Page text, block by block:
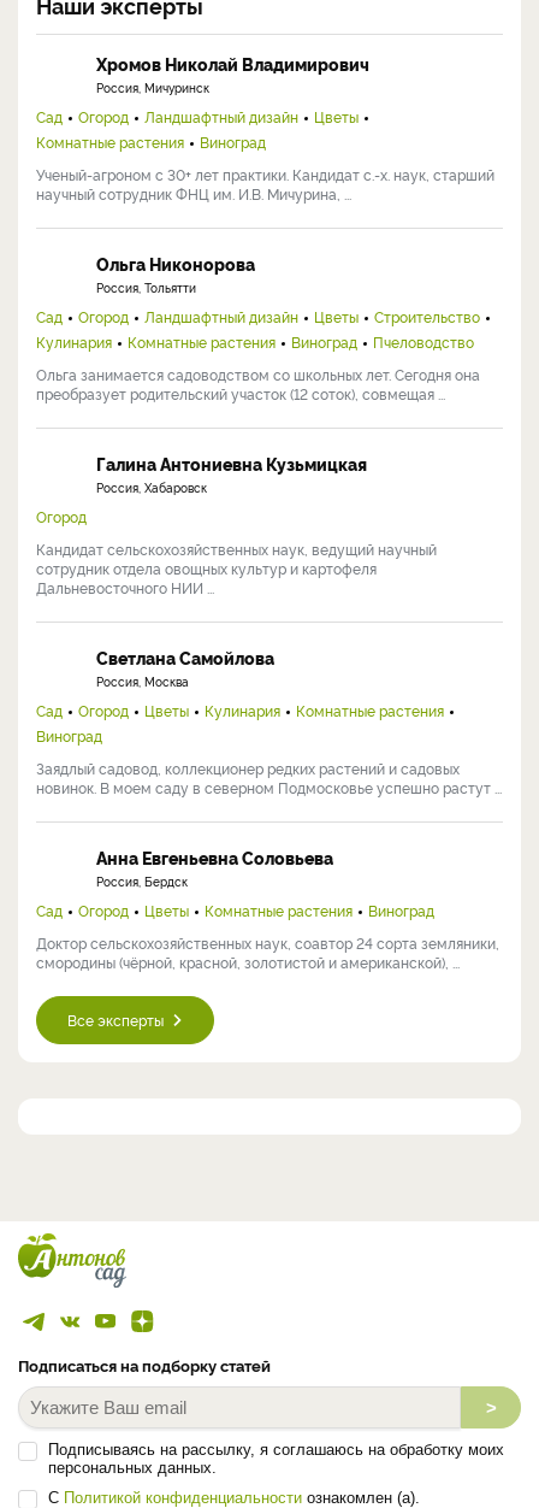
Хромов Николай Владимирович
Россия, Мичуринск
Сад Огород Ландшафтный дизайн
Цветы
Комнатные растения
Виноград
Ученый-агроном с 30+ лет практики. Кандидат с.-х. наук, старший
научный сотрудник ФНЦ им. И.В. Мичурина, ...
Ольга Никонорова
Россия, Тольятти
Сад Огород Ландшафтный дизайн Цветы
Строительство
Кулинария
Комнатные растения Виноград
Пчеловодство
Ольга занимается садоводством со школьных лет. Сегодня она
преобразует родительский участок (12 соток), совмещая ...
Галина Антониевна Кузьмицкая
Россия, Хабаровск
Огород
Кандидат сельскохозяйственных наук, ведущий научный
сотрудник отдела овощных культур и картофеля
Дальневосточного НИИ ...
Светлана Самойлова
Россия, Москва
Сад Огород Цветы Кулинария
Комнатные растения
Виноград
Заядлый садовод, коллекционер редких растений и садовых
новинок. В моем саду в северном Подмосковье успешно растут ...
Анна Евгеньевна Соловьева
Россия, Бердск
Сад Огород Цветы Комнатные растения
Виноград
Доктор сельскохозяйственных наук, соавтор 24 сорта земляники,
смородины (чёрной, красной, золотистой и американской), ...
Все эксперты
Подписаться на подборку статей
>
Подписываясь на рассылку, я соглашаюсь на обработку моих
персональных данных.
С Политикой конфиденциальности ознакомлен (а).